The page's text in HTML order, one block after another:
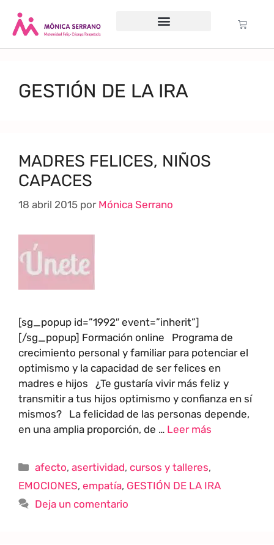
GESTIÓN DE LA IRA
MADRES FELICES, NIÑOS
CAPACES
18 abril 2015 por Mónica Serrano
[sg_popup id=”1992″ event=”inherit”]
[/sg_popup] Formación online Programa de
crecimiento personal y familiar para potenciar el
optimismo y la capacidad de ser felices en
madres e hijos ¿Te gustaría vivir más feliz y
transmitir a tus hijos optimismo y confianza en sí
mismos? La felicidad de las personas depende,
en una amplia proporción, de … Leer más
afecto,asertividad,cursos y talleres,
EMOCIONES, empatía, GESTIÓN DE LA IRA
Deja un comentario